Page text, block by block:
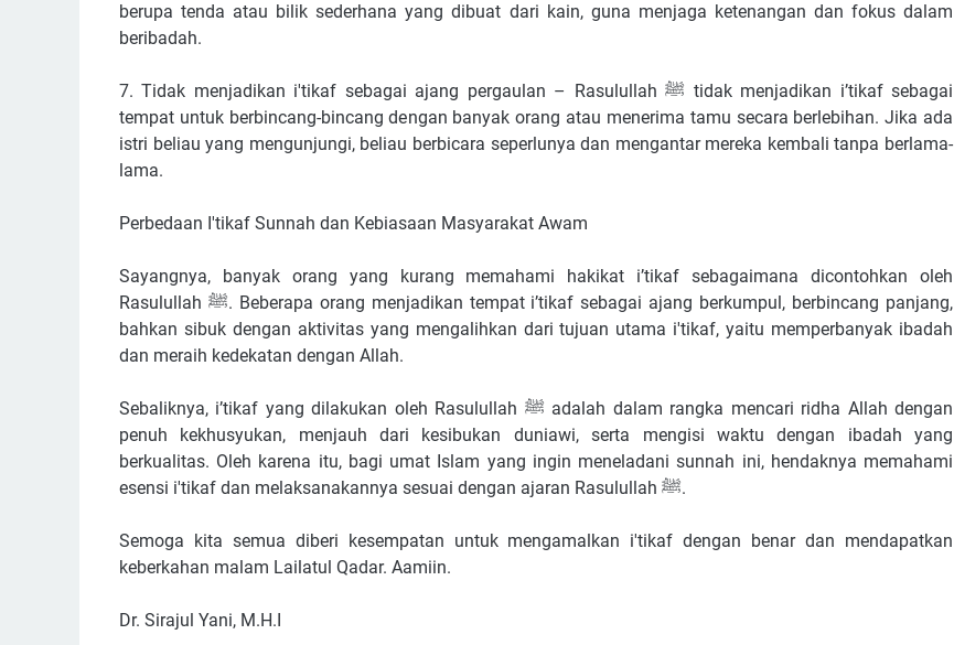
berupa tenda atau bilik sederhana yang dibuat dari kain, guna menjaga ketenangan dan fokus dalam
beribadah.
7. Tidak menjadikan i'tikaf sebagai ajang pergaulan – Rasulullah ﷺ tidak menjadikan i’tikaf sebagai
tempat untuk berbincang-bincang dengan banyak orang atau menerima tamu secara berlebihan. Jika ada
istri beliau yang mengunjungi, beliau berbicara seperlunya dan mengantar mereka kembali tanpa berlama-
lama.
Perbedaan I'tikaf Sunnah dan Kebiasaan Masyarakat Awam
Sayangnya, banyak orang yang kurang memahami hakikat i’tikaf sebagaimana dicontohkan oleh
Rasulullah ﷺ. Beberapa orang menjadikan tempat i’tikaf sebagai ajang berkumpul, berbincang panjang,
bahkan sibuk dengan aktivitas yang mengalihkan dari tujuan utama i'tikaf, yaitu memperbanyak ibadah
dan meraih kedekatan dengan Allah.
Sebaliknya, i’tikaf yang dilakukan oleh Rasulullah ﷺ adalah dalam rangka mencari ridha Allah dengan
penuh kekhusyukan, menjauh dari kesibukan duniawi, serta mengisi waktu dengan ibadah yang
berkualitas. Oleh karena itu, bagi umat Islam yang ingin meneladani sunnah ini, hendaknya memahami
esensi i'tikaf dan melaksanakannya sesuai dengan ajaran Rasulullah ﷺ.
Semoga kita semua diberi kesempatan untuk mengamalkan i'tikaf dengan benar dan mendapatkan
keberkahan malam Lailatul Qadar. Aamiin.
Dr. Sirajul Yani, M.H.I